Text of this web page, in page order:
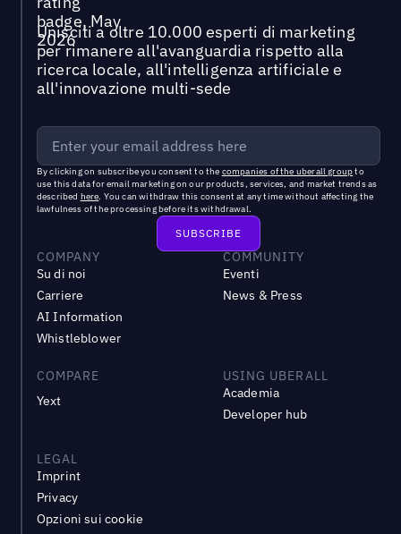
Unisciti a oltre 10.000 esperti di marketing
per rimanere all'avanguardia rispetto alla
ricerca locale, all'intelligenza artificiale e
all'innovazione multi-sede
By clicking on subscribe you consent to the companies of the uberall groupto
use this data for email marketing on our products, services, and market trends as
described here. You can withdraw this consent at any time without affecting the
lawfulness of the processing before its withdrawal.
COMPANY
Su di noi
Carriere
AI Information
Whistleblower
COMMUNITY
Eventi
News & Press
COMPARE
Yext
USING UBERALL
Academia
Developer hub
LEGAL
Imprint
Privacy
Opzioni sui cookie